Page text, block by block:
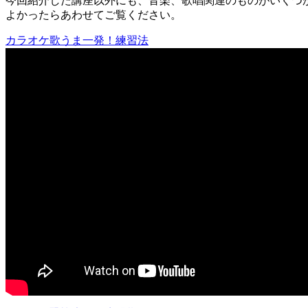
よかったらあわせてご覧ください。
カラオケ歌うま一発！練習法